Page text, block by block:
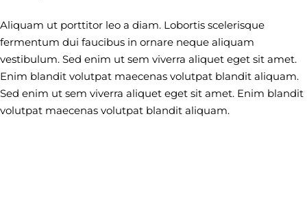
Aliquam ut porttitor leo a diam. Lobortis scelerisque
fermentum dui faucibus in ornare neque aliquam
vestibulum. Sed enim ut sem viverra aliquet eget sit amet.
Enim blandit volutpat maecenas volutpat blandit aliquam.
Sed enim ut sem viverra aliquet eget sit amet. Enim blandit
volutpat maecenas volutpat blandit aliquam.